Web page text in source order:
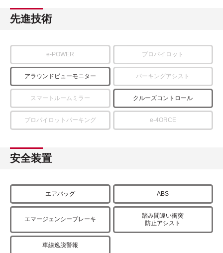
先進技術
e-POWER プロパイロット
アラウンドビューモニター パーキングアシスト
スマートルームミラー クルーズコントロール
プロパイロットパーキング e-4ORCE
安全装置
エアバッグ ABS
エマージェンシーブレーキ
踏み間違い衝突
防止アシスト
車線逸脱警報